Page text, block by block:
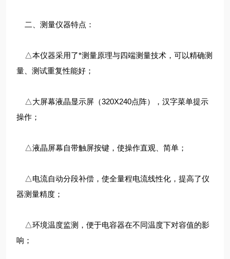
二、测量仪器特点：
△本仪器采用了*测量原理与四端测量技术，可以精确测
量、测试重复性能好；
△大屏幕液晶显示屏（320X240点阵），汉字菜单提示
操作；
△液晶屏幕自带触屏按键，使操作直观、简单；
△电流自动分段补偿，使全量程电流线性化，提高了仪
器测量精度；
△环境温度监测，便于电容器在不同温度下对容值的影
响；